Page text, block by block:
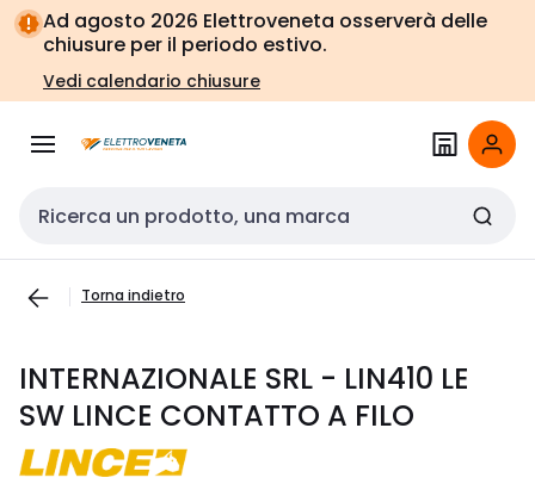
Vai alla
navigazione
Vai
alla
pagina
Ad agosto 2026 Elettroveneta osserverà delle
chiusure per il periodo estivo.
Vedi calendario chiusure
Cerca input
Torna indietro
INTERNAZIONALE SRL - LIN410 LE
SW LINCE CONTATTO A FILO